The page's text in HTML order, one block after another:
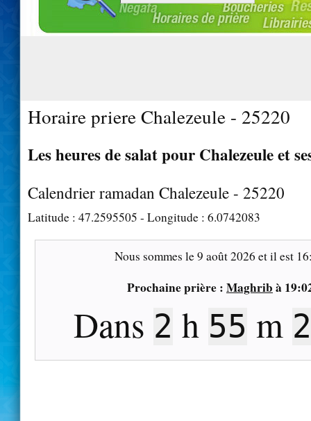
Horaire priere Chalezeule - 25220
Les heures de salat pour Chalezeule et
Calendrier ramadan Chalezeule - 25220
Latitude : 47.2595505 - Longitude : 6.0742083
Nous sommes le9 août 2026 et il est
Prochaine prière : Maghrib à
Dans 2 h 55 m